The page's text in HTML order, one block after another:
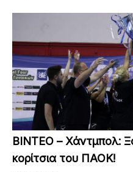
ΒΙΝΤΕΟ – Χάντμπολ:
κορίτσια του ΠΑΟΚ!